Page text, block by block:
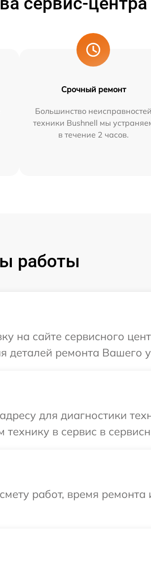
Срочный ремонт
Большинство неисправностей
техники Bushnell мы
в течение 2 часов.
работы
на сайте сервисного
деталей ремонта Вашего
для диагностики
в сервис в
работ, время